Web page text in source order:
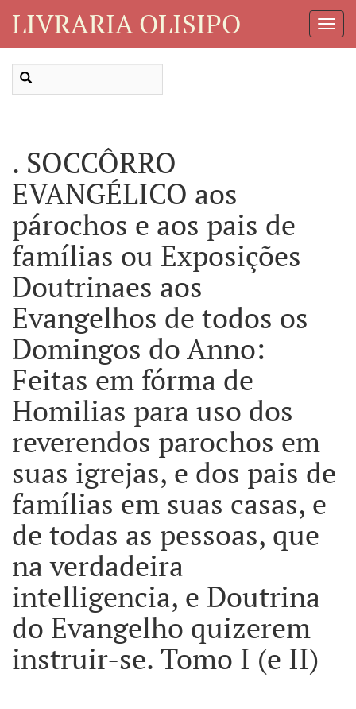
LIVRARIA OLISIPO
. SOCCÔRRO
EVANGÉLICO aos
párochos e aos pais de
famílias ou Exposições
Doutrinaes aos
Evangelhos de todos os
Domingos do Anno:
Feitas em fórma de
Homilias para uso dos
reverendos parochos em
suas igrejas, e dos pais de
famílias em suas casas, e
de todas as pessoas, que
na verdadeira
intelligencia, e Doutrina
do Evangelho quizerem
instruir-se. Tomo I (e II)